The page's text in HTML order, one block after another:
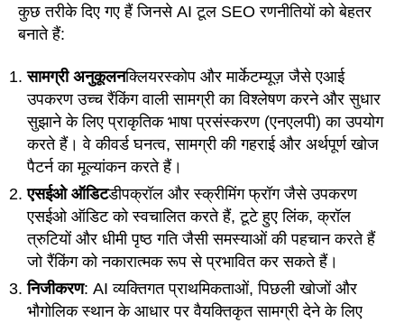
कुछ तरीके दिए गए हैं जिनसे AI टूल SEO रणनीतियों को बेहतर
बनाते हैं:
सामग्री अनुकूलनक्लियरस्कोप और मार्केटम्यूज़ जैसे एआई
उपकरण उच्च रैंकिंग वाली सामग्री का विश्लेषण करने और सुधार
सुझाने के लिए प्राकृतिक भाषा प्रसंस्करण (एनएलपी) का उपयोग
करते हैं। वे कीवर्ड घनत्व, सामग्री की गहराई और अर्थपूर्ण खोज
पैटर्न का मूल्यांकन करते हैं।
एसईओ ऑडिटडीपक्रॉल और स्क्रीमिंग फ्रॉग जैसे उपकरण
एसईओ ऑडिट को स्वचालित करते हैं, टूटे हुए लिंक, क्रॉल
त्रुटियों और धीमी पृष्ठ गति जैसी समस्याओं की पहचान करते हैं
जो रैंकिंग को नकारात्मक रूप से प्रभावित कर सकते हैं।
निजीकरण: AI व्यक्तिगत प्राथमिकताओं, पिछली खोजों और
भौगोलिक स्थान के आधार पर वैयक्तिकृत सामग्री देने के लिए